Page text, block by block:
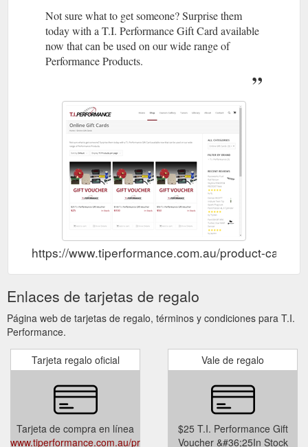
Not sure what to get someone? Surprise them
today with a T.I. Performance Gift Card available
now that can be used on our wide range of
Performance Products.
https://www.tiperformance.com.au/product-
Enlaces de tarjetas de regalo
Página web de tarjetas de regalo, términos y condiciones para T.I.
Performance.
Tarjeta regalo oficial
Tarjeta de compra en línea
www.tiperformance.com.au/product-
Vale de regalo
$25 T.I. Performance Gift
Voucher &#36;25In Stock